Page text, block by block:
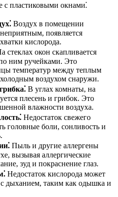
с пластиковыми окнами⁚
Воздух в помещении
появляется
кислорода.
стеклах окон скапливается
по ним ручейками. Это
температур между теплым
воздухом снаружи.
В углах комнаты, на
плесень и грибок. Это
влажности воздуха.
Недостаток свежего
головные боли, сонливость и
Пыль и другие аллергены
вызывая аллергические
зуд и покраснение глаз.
Недостаток кислорода может
дыханием, таким как одышка и